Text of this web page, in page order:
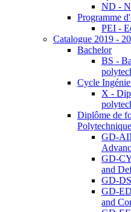
ND -
Programme
PEI -
Catalogue 2019 -
Bachelor
BS -
Cycle
X -
Diplôme de
GD-
GD-
and
GD-
GD-
and